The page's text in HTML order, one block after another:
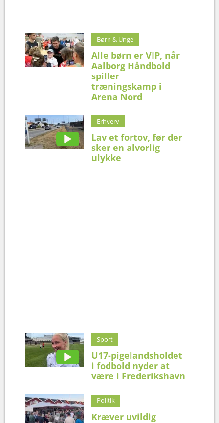
Børn & Unge
Alle børn er VIP, når
Aalborg Håndbold
spiller
træningskamp i
Arena Nord
Erhverv
Lav et fortov, før der
sker en alvorlig
ulykke
Sport
U17-pigelandsholdet
i fodbold nyder at
være i Frederikshavn
Politik
Kræver uvildig